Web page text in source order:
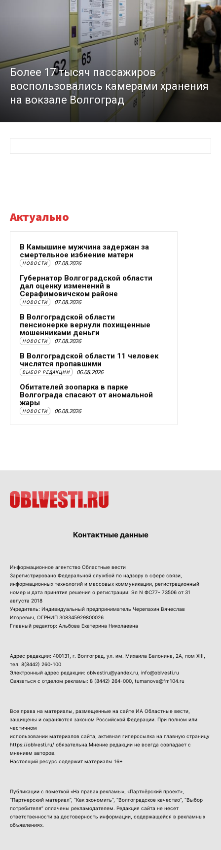
Более 17 тысяч пассажиров
воспользовались камерами хранения
на вокзале Волгоград
Актуально
В Камышине мужчина задержан за
смертельное избиение матери
НОВОСТИ 07.08.2026
Губернатор Волгоградской области
дал оценку изменений в
Серафимовичском районе
НОВОСТИ 07.08.2026
В Волгоградской области
пенсионерке вернули похищенные
мошенниками деньги
НОВОСТИ 07.08.2026
В Волгоградской области 11 человек
числятся пропавшими
ВЫБОР РЕДАКЦИИ 06.08.2026
Обитателей зоопарка в парке
Волгограда спасают от аномальной
жары
НОВОСТИ 06.08.2026
Контактные данные
Информационное агентство Областные вести
Зарегистрировано Федеральной службой по надзору в сфере связи,
информационных технологий и массовых коммуникации, регистрационный
номер и дата принятия решения о регистрации: Эл N ФС77- 73506 от 31
августа 2018
Учредитель: Индивидуальный предприниматель Черепахин Вячеслав
Игоревич, ОГРНИП 308345929800026
Главный редактор: Альбова Екатерина Николаевна
Адрес редакции: 400131, г. Волгоград, ул. им. Михаила Балонина, 2А, пом XIII,
тел. 8(8442) 260-100
Электронный адрес редакции: oblvestiru@yandex.ru, info@oblvesti.ru
Связаться с отделом рекламы: 8 (8442) 264-000 , tumanova@fm104.ru
Все права на материалы, размещенные на сайте ИА Областные вести,
защищены и охраняются законом Российской Федерации. При полном или
частичном
использовании материалов сайта, активная гиперссылка на главную страницу
https://oblvesti.ru/ обязательна.Мнение редакции не всегда совпадает с
мнением авторов.
Настоящий ресурс содержит материалы 16+
Публикации с пометкой «На правах рекламы», «Партнёрский проект»,
“Партнерский материал”, “Как экономить”, “Волгоградское качество”, “Выбор
потребителя” оплачены рекламодателем. Редакция сайта не несет
ответственности за достоверность информации, содержащейся в рекламных
объявлениях.